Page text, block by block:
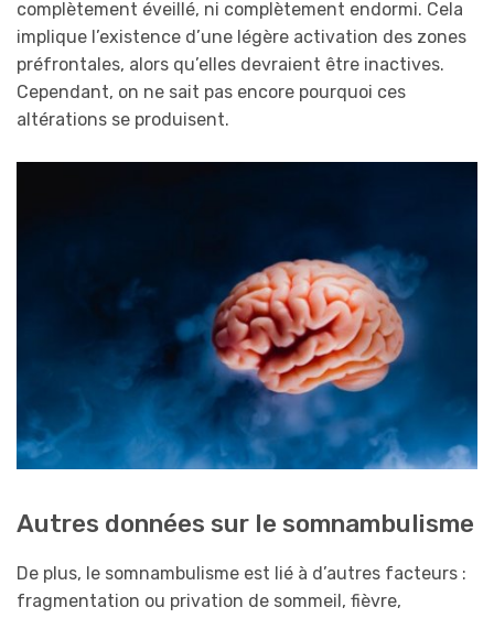
complètement éveillé, ni complètement endormi. Cela
implique l’existence d’une légère activation des zones
préfrontales, alors qu’elles devraient être inactives.
Cependant, on ne sait pas encore pourquoi ces
altérations se produisent.
Autres données sur le somnambulisme
De plus, le somnambulisme est lié à d’autres facteurs :
fragmentation ou privation de sommeil, fièvre,